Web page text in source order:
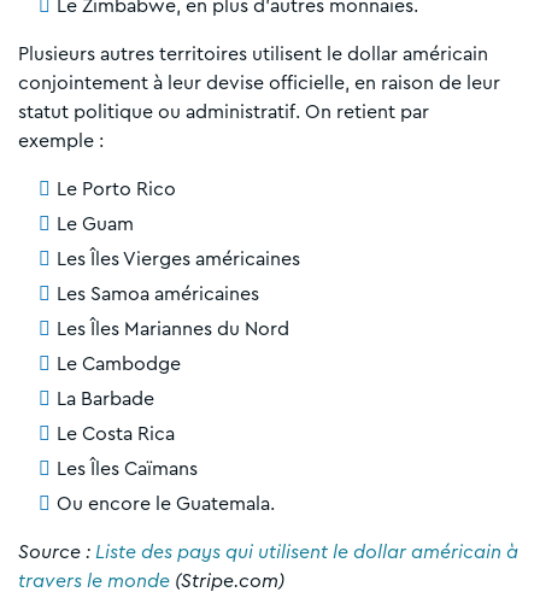
Le Zimbabwe, en plus d’autres monnaies.
Plusieurs autres territoires utilisent le dollar américain
conjointement à leur devise officielle, en raison de leur
statut politique ou administratif. On retient par
exemple :
Le Porto Rico
Le Guam
Les Îles Vierges américaines
Les Samoa américaines
Les Îles Mariannes du Nord
Le Cambodge
La Barbade
Le Costa Rica
Les Îles Caïmans
Ou encore le Guatemala.
Source : Liste des pays qui utilisent le dollar américain à
travers le monde (Stripe.com)